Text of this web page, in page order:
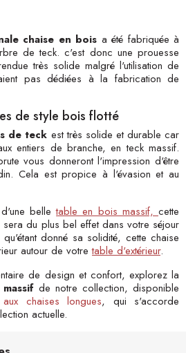
chaise en bois a été fabriquée à
de teck. c'est donc une prouesse
très solide malgré l'utilisation de
pas dédiées à la fabrication de
de style bois flotté
de teck est très solide et durable car
entiers de branche, en teck massif.
vous donneront l'impression d'être
Cela est propice à l'évasion et au
d'une belletable en bois massif,cette
sera du plus bel effet dans votre séjour
donné sa solidité, cette chaise
autour de votretable d'extérieur.
de design et confort, explorez la
de notre collection, disponible
chaises longues, qui s'accorde
actuelle.